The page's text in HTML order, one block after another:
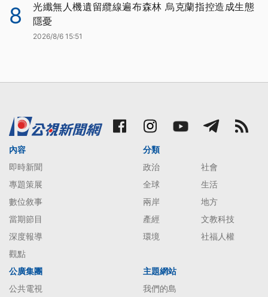
8
光纖無人機遺留纜線遍布森林 烏克蘭指控造成生態
隱憂
2026/8/6 15:51
內容
即時新聞
專題策展
數位敘事
當期節目
深度報導
觀點
分類
政治
社會
全球
生活
兩岸
地方
產經
文教科技
環境
社福人權
公廣集團
公共電視
主題網站
我們的島